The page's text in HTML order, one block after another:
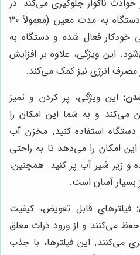
ناگوار جلوگیری می‌کند. در
صورت عدم استفاده از دستگاه به مدت معین (معمولاً 30
خودکار فعال شده و دستگاه به
این ویژگی، علاوه بر افزایش
مصرف انرژی نیز کمک می‌کند.
این ویژگی، پر کردن و تمیز
می‌کند و به شما این امکان را
استفاده کنید. مخزن آب
امکان را می‌دهد تا به راحتی
و زیر شیر آب پر کنید. همچنین،
بسیار آسان است.
فیلترهای قابل تعویض، کیفیت
می‌کنند و از ورود ذرات معلق
می‌کنند. این فیلترها، با جذب